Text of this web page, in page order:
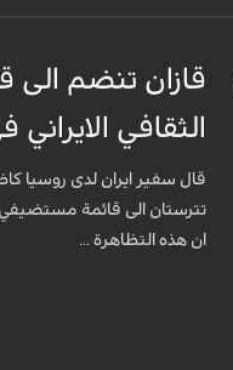
قازان تنضم
الثقافي
قال سفير ايران لدى روسيا
تترستان الى قائمة مستضيفي
ان هذه التظاهرة ...